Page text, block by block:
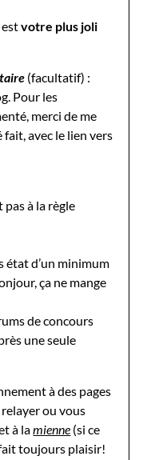
estvotre plus joli
(facultatif) :
Pour les
merci de me
avec le lien vers
à la règle
état d’un minimum
ça ne mange
de concours
une seule
à des pages
ou vous
à lamienne (si ce
fait toujours plaisir!